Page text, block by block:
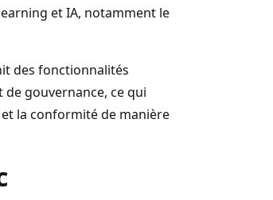
et IA, notamment le
des fonctionnalités
de gouvernance, ce qui
et la conformité de manière